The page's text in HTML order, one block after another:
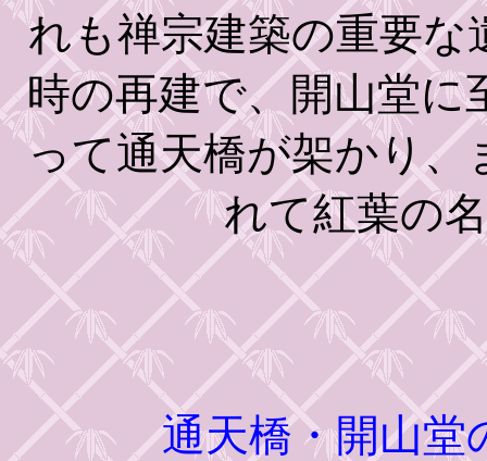
れも禅宗建築の重要な
時の再建で、開山堂に
って通天橋が架かり、
れて紅葉の
通天橋・開山堂